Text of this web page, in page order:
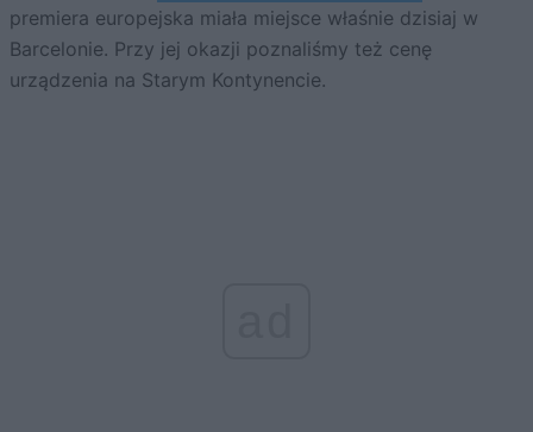
premiera europejska miała miejsce właśnie dzisiaj w
Barcelonie. Przy jej okazji poznaliśmy też cenę
urządzenia na Starym Kontynencie.